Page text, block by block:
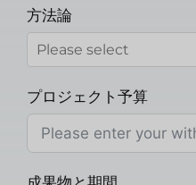
方法論
プロジェクト予算